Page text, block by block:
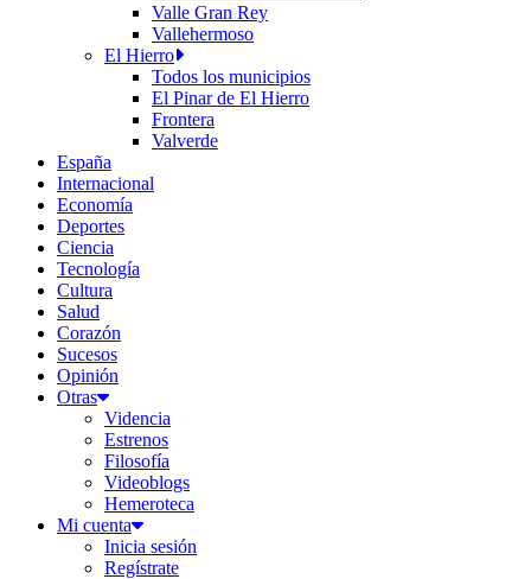
Valle Gran Rey
Vallehermoso
El Hierro
Todos los municipios
El Pinar de El Hierro
Frontera
Valverde
España
Internacional
Economía
Deportes
Ciencia
Tecnología
Cultura
Salud
Corazón
Sucesos
Opinión
Otras
Videncia
Estrenos
Filosofía
Videoblogs
Hemeroteca
Mi cuenta
Inicia sesión
Regístrate